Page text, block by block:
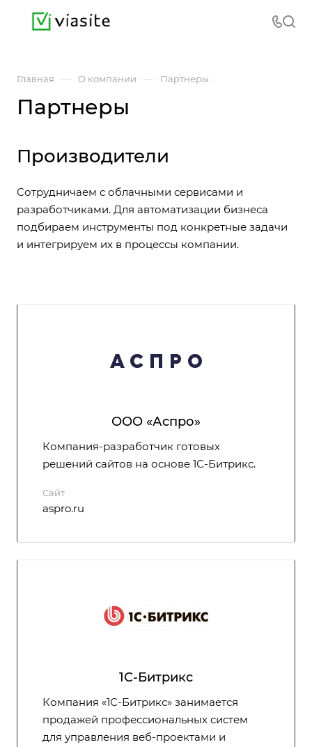
Главная — О компании — Партнеры
Партнеры
Производители
Сотрудничаем с облачными сервисами и
разработчиками. Для автоматизации бизнеса
подбираем инструменты под конкретные задачи
и интегрируем их в процессы компании.
ООО «Аспро»
Компания-разработчик готовых
решений сайтов на основе 1С-Битрикс.
Сайт
aspro.ru
1С-Битрикс
Компания «1С-Битрикс» занимается
продажей профессиональных систем
для управления веб-проектами и